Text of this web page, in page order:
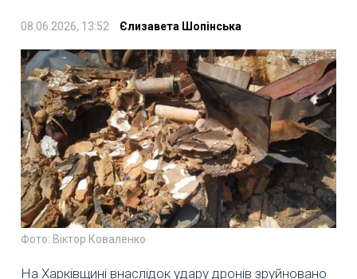
08.06.2026, 13:52 Єлизавета Шопінська
Фото: Віктор Коваленко
На Харківщині внаслідок удару дронів зруйновано